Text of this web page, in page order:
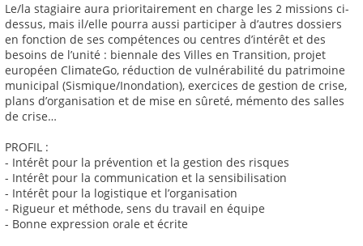
Le/la stagiaire aura prioritairement en charge les 2 missions ci-
dessus, mais il/elle pourra aussi participer à d’autres dossiers
en fonction de ses compétences ou centres d’intérêt et des
besoins de l’unité : biennale des Villes en Transition, projet
européen ClimateGo, réduction de vulnérabilité du patrimoine
municipal (Sismique/Inondation), exercices de gestion de crise,
plans d’organisation et de mise en sûreté, mémento des salles
de crise…
PROFIL :
- Intérêt pour la prévention et la gestion des risques
- Intérêt pour la communication et la sensibilisation
- Intérêt pour la logistique et l’organisation
- Rigueur et méthode, sens du travail en équipe
- Bonne expression orale et écrite